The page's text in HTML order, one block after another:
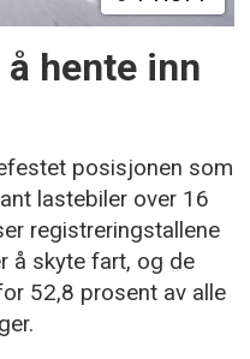
hente inn
posisjonen som
lastebiler over 16
registreringstallene
å skyte fart, og de
52,8 prosent av alle